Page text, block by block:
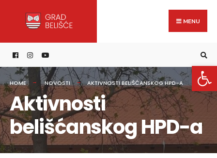
content
MENU
HOME NOVOSTI AKTIVNOSTI BELIŠĆANSKOG HPD-A
Aktivnosti
belišćanskog HPD-a
for: